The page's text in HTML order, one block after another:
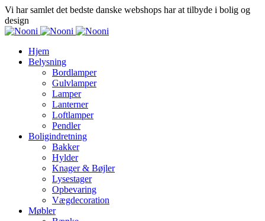
Vi har samlet det bedste danske webshops har at tilbyde i bolig og
design
Hjem
Belysning
Bordlamper
Gulvlamper
Lamper
Lanterner
Loftlamper
Pendler
Boligindretning
Bakker
Hylder
Knager & Bøjler
Lysestager
Opbevaring
Vægdecoration
Møbler